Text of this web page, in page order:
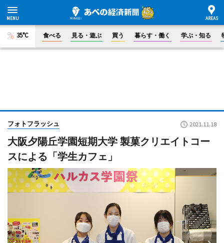
35°C 食べる 見る・遊ぶ 買う 暮らす・働く 学ぶ・知る
フォトフラッシュ 2021.11.18
大阪夕陽丘学園短期大学 製菓クリエイトコー
スによる「学生カフェ」